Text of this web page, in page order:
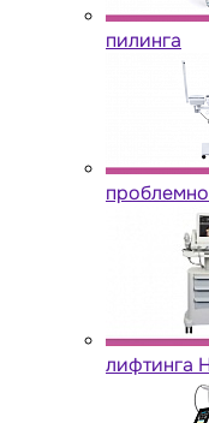
пилинга
лифтинга